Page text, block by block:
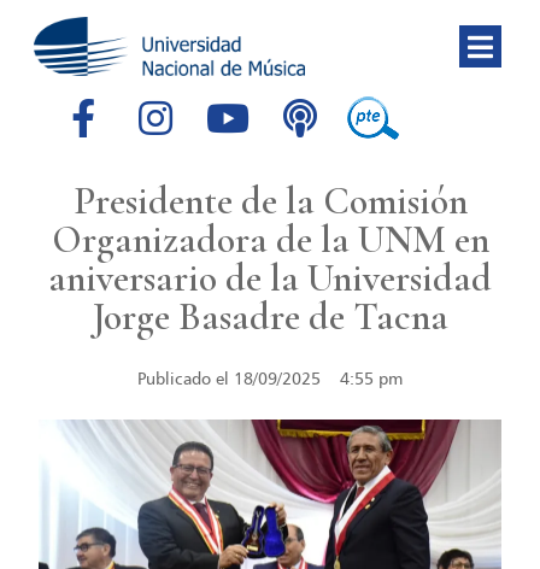
Presidente de la Comisión
Organizadora de la UNM en
aniversario de la Universidad
Jorge Basadre de Tacna
Publicado el 18/09/2025 4:55 pm